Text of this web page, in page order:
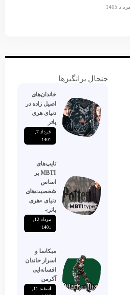
جنجال برانگیزها
خاندان‌های
اصیل زاده‌ در
دنیای هری
پاتر
1401
تایپ‌های
MBTI بر
اساس
شخصیت‌های
دنیای «هری
پاتر»
1401
میکاسا و
اسرار خاندان
افسانه‌ایی
آکرمن